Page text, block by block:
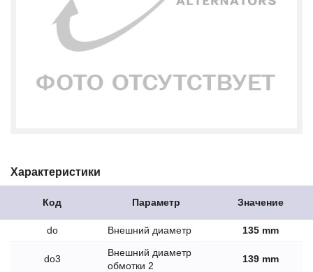
Характеристики
Код Параметр Значение
do Внешний диаметр 135 mm
do3
Внешний диаметр
обмотки 2
139 mm